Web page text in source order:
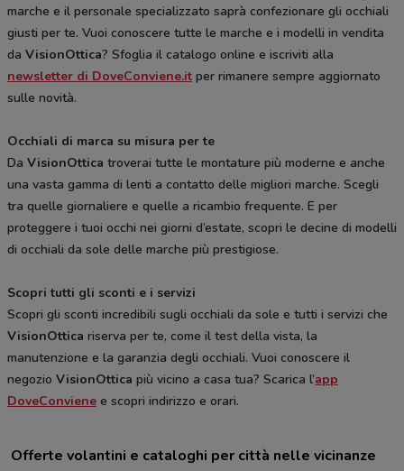
marche e il personale specializzato saprà confezionare gli occhiali
giusti per te. Vuoi conoscere tutte le marche e i modelli in vendita
da VisionOttica? Sfoglia il catalogo online e iscriviti alla
newsletter di DoveConviene.it per rimanere sempre aggiornato
sulle novità.
Occhiali di marca su misura per te
Da VisionOttica troverai tutte le montature più moderne e anche
una vasta gamma di lenti a contatto delle migliori marche. Scegli
tra quelle giornaliere e quelle a ricambio frequente. E per
proteggere i tuoi occhi nei giorni d’estate, scopri le decine di modelli
di occhiali da sole delle marche più prestigiose.
Scopri tutti gli sconti e i servizi
Scopri gli sconti incredibili sugli occhiali da sole e tutti i servizi che
VisionOttica riserva per te, come il test della vista, la
manutenzione e la garanzia degli occhiali. Vuoi conoscere il
negozio VisionOttica più vicino a casa tua? Scarica l’app
DoveConviene e scopri indirizzo e orari.
Offerte volantini e cataloghi per città nelle vicinanze